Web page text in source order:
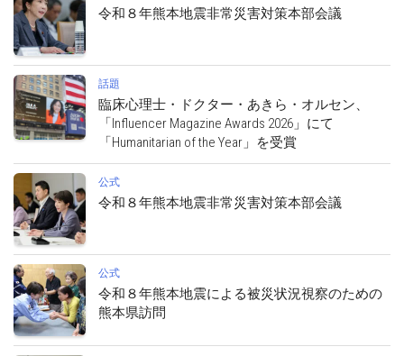
令和８年熊本地震非常災害対策本部会議
話題
臨床心理士・ドクター・あきら・オルセン、
「Influencer Magazine Awards 2026」にて
「Humanitarian of the Year」を受賞
公式
令和８年熊本地震非常災害対策本部会議
公式
令和８年熊本地震による被災状況視察のための
熊本県訪問